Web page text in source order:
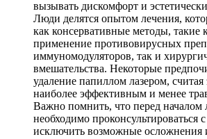
вызывать дискомфорт и
Люди делятся опытом лечения,
как консервативные методы, такие
применение противовирусных
иммуномодуляторов, так и
вмешательства. Некоторые
удаление папиллом лазером, считая
наиболее эффективным и менее
Важно помнить, что перед началом
необходимо проконсультироваться
исключить возможные осложнения